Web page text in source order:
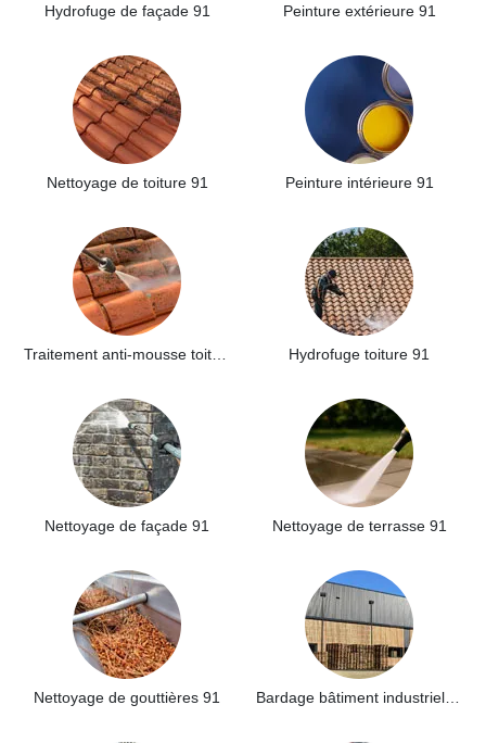
Hydrofuge de façade 91 Peinture extérieure 91
Nettoyage de toiture 91 Peinture intérieure 91
Hydrofuge toiture 91
Nettoyage de façade 91 Nettoyage de terrasse 91
Nettoyage de gouttières 91